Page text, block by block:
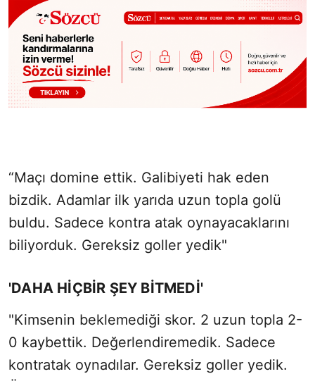
“Maçı domine ettik. Galibiyeti hak eden
bizdik. Adamlar ilk yarıda uzun topla golü
buldu. Sadece kontra atak oynayacaklarını
biliyorduk. Gereksiz goller yedik"
'DAHA HİÇBİR ŞEY BİTMEDİ'
"Kimsenin beklemediği skor. 2 uzun topla 2-
0 kaybettik. Değerlendiremedik. Sadece
kontratak oynadılar. Gereksiz goller yedik.